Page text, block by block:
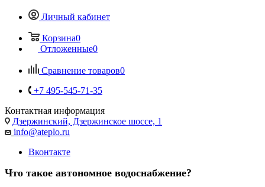
Личный кабинет
Корзина0
Отложенные0
Сравнение товаров0
+7 495-545-71-35
Контактная информация
Дзержинский, Дзержинское шоссе, 1
info@ateplo.ru
Вконтакте
Что такое автономное водоснабжение?